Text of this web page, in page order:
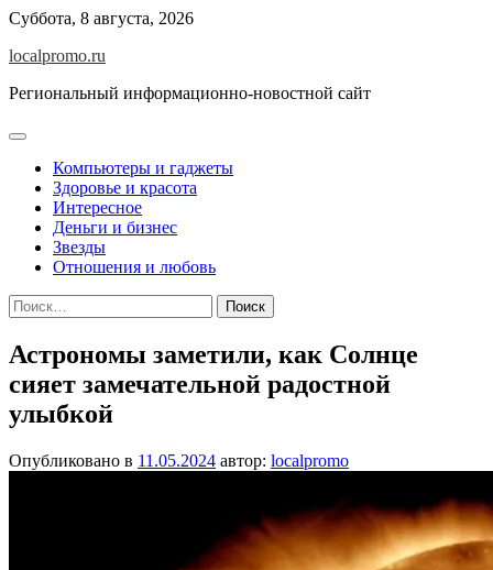
Перейти
содержимому
Суббота, 8 августа, 2026
localpromo.ru
Региональный информационно-новостной сайт
Компьютеры и гаджеты
Здоровье и красота
Интересное
Деньги и бизнес
Звезды
Отношения и любовь
Найти:
Астрономы заметили, как Солнце
сияет замечательной радостной
улыбкой
Опубликовано в 11.05.2024 автор: localpromo